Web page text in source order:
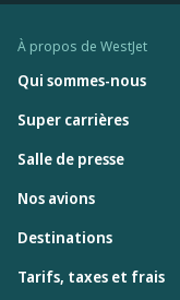
À propos de WestJet
Qui sommes-nous
Super carrières
Salle de presse
Nos avions
Destinations
Tarifs, taxes et frais